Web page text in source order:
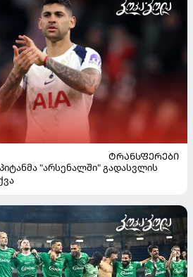
ᲢᲠᲐᲜᲡᲤᲔᲠᲔᲑᲘ
"არსენალში" გადასვლის